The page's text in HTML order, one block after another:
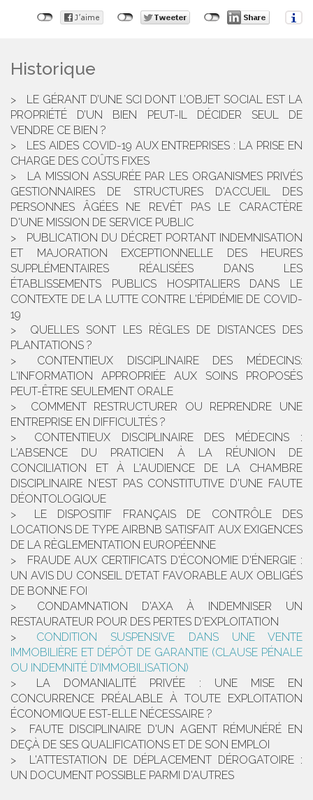
Historique
LE GÉRANT D’UNE SCI DONT L’OBJET SOCIAL EST LA
PROPRIÉTÉ D’UN BIEN PEUT-IL DÉCIDER SEUL DE
VENDRE CE BIEN ?
LES AIDES COVID-19 AUX ENTREPRISES : LA PRISE EN
CHARGE DES COÛTS FIXES
LA MISSION ASSURÉE PAR LES ORGANISMES PRIVÉS
GESTIONNAIRES DE STRUCTURES D'ACCUEIL DES
PERSONNES ÂGÉES NE REVÊT PAS LE CARACTÈRE
D'UNE MISSION DE SERVICE PUBLIC
PUBLICATION DU DÉCRET PORTANT INDEMNISATION
ET MAJORATION EXCEPTIONNELLE DES HEURES
SUPPLÉMENTAIRES RÉALISÉES DANS LES
ÉTABLISSEMENTS PUBLICS HOSPITALIERS DANS LE
CONTEXTE DE LA LUTTE CONTRE L'ÉPIDÉMIE DE COVID-
19
QUELLES SONT LES RÈGLES DE DISTANCES DES
PLANTATIONS ?
CONTENTIEUX DISCIPLINAIRE DES MÉDECINS:
L'INFORMATION APPROPRIÉE AUX SOINS PROPOSÉS
PEUT-ÊTRE SEULEMENT ORALE
COMMENT RESTRUCTURER OU REPRENDRE UNE
ENTREPRISE EN DIFFICULTÉS ?
CONTENTIEUX DISCIPLINAIRE DES MÉDECINS :
L'ABSENCE DU PRATICIEN À LA RÉUNION DE
CONCILIATION ET À L'AUDIENCE DE LA CHAMBRE
DISCIPLINAIRE N'EST PAS CONSTITUTIVE D'UNE FAUTE
DÉONTOLOGIQUE
LE DISPOSITIF FRANÇAIS DE CONTRÔLE DES
LOCATIONS DE TYPE AIRBNB SATISFAIT AUX EXIGENCES
DE LA RÈGLEMENTATION EUROPÉENNE
FRAUDE AUX CERTIFICATS D'ÉCONOMIE D'ÉNERGIE :
UN AVIS DU CONSEIL D’ETAT FAVORABLE AUX OBLIGÉS
DE BONNE FOI
CONDAMNATION D'AXA À INDEMNISER UN
RESTAURATEUR POUR DES PERTES D'EXPLOITATION
CONDITION SUSPENSIVE DANS UNE VENTE
IMMOBILIÈRE ET DÉPÔT DE GARANTIE (CLAUSE PÉNALE
OU INDEMNITÉ D’IMMOBILISATION)
LA DOMANIALITÉ PRIVÉE : UNE MISE EN
CONCURRENCE PRÉALABLE À TOUTE EXPLOITATION
ÉCONOMIQUE EST-ELLE NÉCESSAIRE ?
FAUTE DISCIPLINAIRE D'UN AGENT RÉMUNÉRÉ EN
DEÇÀ DE SES QUALIFICATIONS ET DE SON EMPLOI
L'ATTESTATION DE DÉPLACEMENT DÉROGATOIRE :
UN DOCUMENT POSSIBLE PARMI D'AUTRES